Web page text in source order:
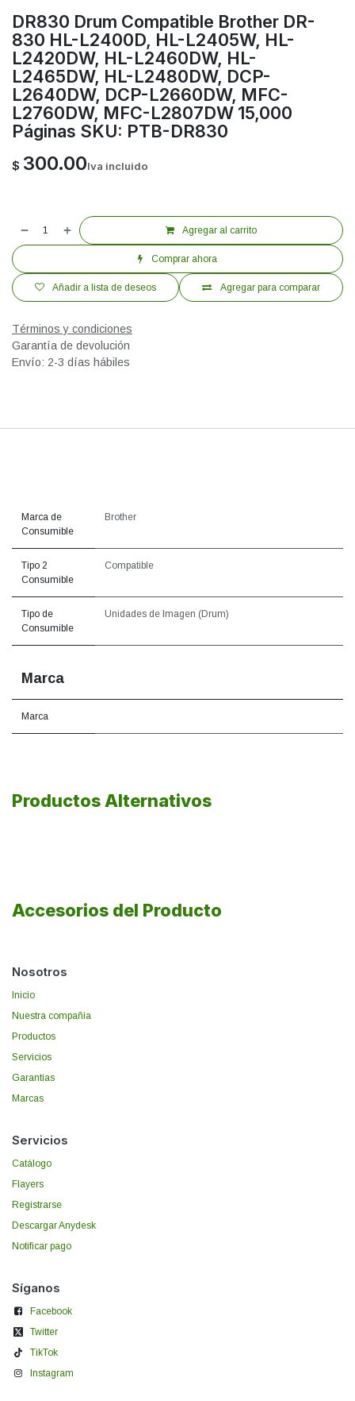
DR830 Drum Compatible Brother DR-
830 HL-L2400D, HL-L2405W, HL-
L2420DW, HL-L2460DW, HL-
L2465DW, HL-L2480DW, DCP-
L2640DW, DCP-L2660DW, MFC-
L2760DW, MFC-L2807DW 15,000
Páginas SKU: PTB-DR830
$ 300.00Iva incluido
Agregar al carrito
Comprar ahora
Agregar para comparar
Añadir a lista de deseos
Términos y condiciones
Garantía de devolución
Envío: 2-3 días hábiles
Marca de
Consumible
Brother
Tipo 2
Consumible
Compatible
Tipo de
Consumible
Unidades de Imagen (Drum)
Marca
Marca
Productos Alternativos
Accesorios del Producto
Nosotros
Inicio
Nuestra compañía
Productos
Servicios
Garantías
Marcas
Servicios
Catálogo
Flayers
Registrarse
Descargar Anydesk
Notificar pago
Síganos
Facebook
Twitter
TikTok
Instagram